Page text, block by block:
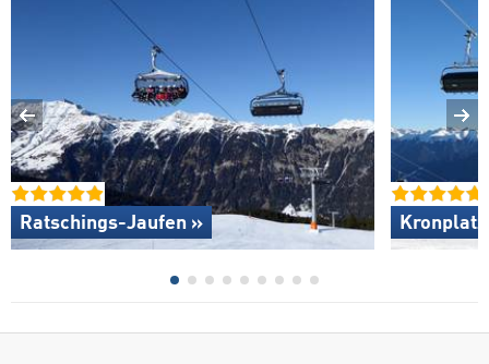
Ratschings-Jaufen »